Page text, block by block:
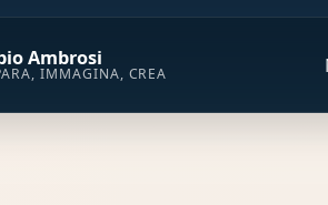
Ambrosi
IMMAGINA, CREA